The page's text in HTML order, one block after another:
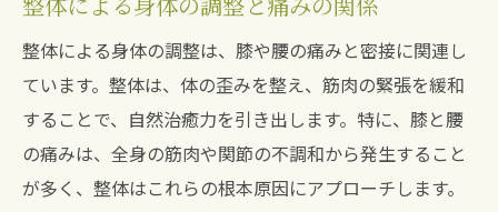
整体による身体の調整は、膝や腰の痛みと密接に関連し
ています。整体は、体の歪みを整え、筋肉の緊張を緩和
することで、自然治癒力を引き出します。特に、膝と腰
の痛みは、全身の筋肉や関節の不調和から発生すること
が多く、整体はこれらの根本原因にアプローチします。